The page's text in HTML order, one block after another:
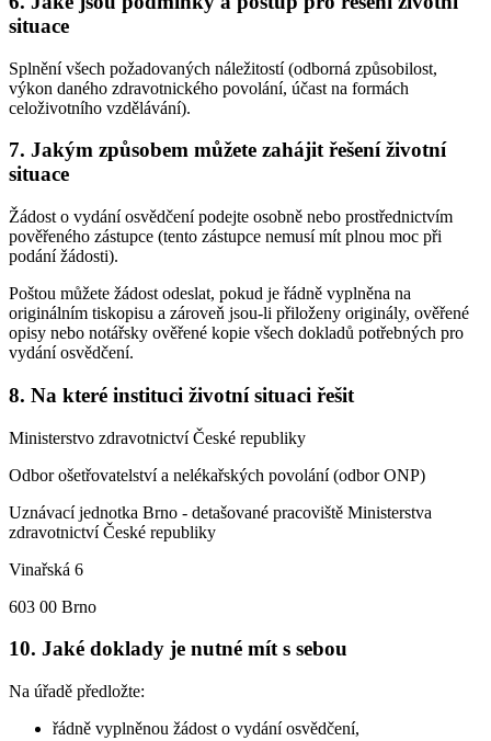
situace
Splnění všech požadovaných náležitostí (odborná způsobilost,
výkon daného zdravotnického povolání, účast na formách
celoživotního vzdělávání).
7. Jakým způsobem můžete zahájit řešení životní
situace
Žádost o vydání osvědčení podejte osobně nebo prostřednictvím
pověřeného zástupce (tento zástupce nemusí mít plnou moc při
podání žádosti).
Poštou můžete žádost odeslat, pokud je řádně vyplněna na
originálním tiskopisu a zároveň jsou-li přiloženy originály, ověřené
opisy nebo notářsky ověřené kopie všech dokladů potřebných pro
vydání osvědčení.
8. Na které instituci životní situaci řešit
Ministerstvo zdravotnictví České republiky
Odbor ošetřovatelství a nelékařských povolání (odbor ONP)
Uznávací jednotka Brno - detašované pracoviště Ministerstva
zdravotnictví České republiky
Vinařská 6
603 00 Brno
10. Jaké doklady je nutné mít s sebou
Na úřadě předložte:
řádně vyplněnou žádost o vydání osvědčení,